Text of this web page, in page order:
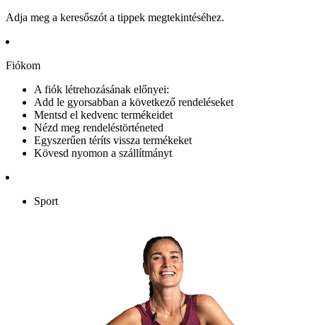
Adja meg a keresőszót a tippek megtekintéséhez.
Fiókom
A fiók létrehozásának előnyei:
Add le gyorsabban a következő rendeléseket
Mentsd el kedvenc termékeidet
Nézd meg rendeléstörténeted
Egyszerűen téríts vissza termékeket
Kövesd nyomon a szállítmányt
Sport